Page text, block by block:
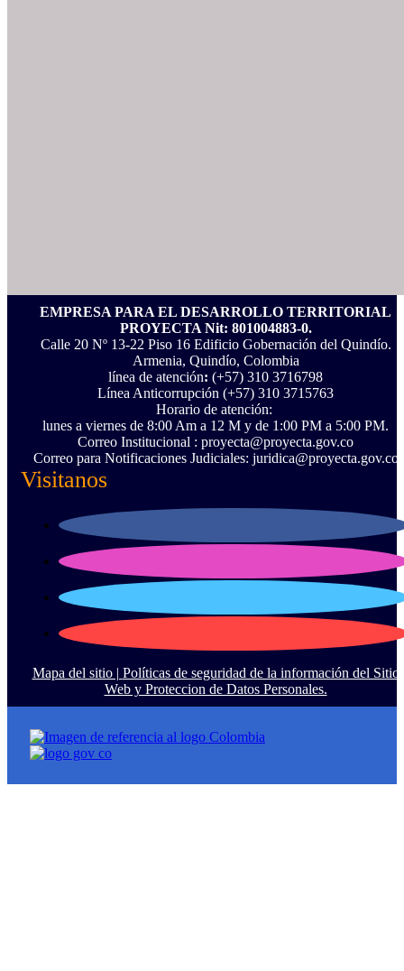
EMPRESA PARA EL DESARROLLO TERRITORIAL
PROYECTA Nit: 801004883-0.
Calle 20 Nº 13-22 Piso 16 Edificio Gobernación del Quindío.
Armenia, Quindío, Colombia
línea de atención: (+57) 310 3716798
Línea Anticorrupción ‪(+57) 310 3715763‬
Horario de atención:
lunes a viernes de 8:00 Am a 12 M y de 1:00 PM a 5:00 PM.
Correo Institucional : proyecta@proyecta.gov.co
Correo para Notificaciones Judiciales: juridica@proyecta.gov.co
Visitanos
Mapa del sitio | Políticas de seguridad de la información del Sitio
Web y Proteccion de Datos Personales.